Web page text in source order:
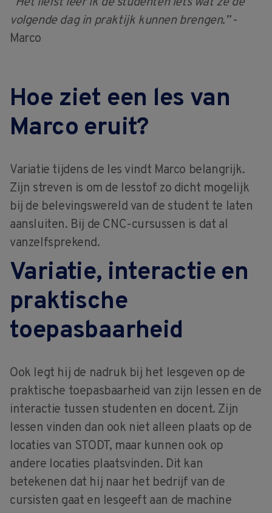
volgende dag in praktijk kunnen brengen.”-
Marco
Hoe ziet een les van
Marco eruit?
Variatie tijdens de les vindt Marco belangrijk.
Zijn streven is om de lesstof zo dicht mogelijk
bij de belevingswereld van de student te laten
aansluiten. Bij de CNC-cursussen is dat al
vanzelfsprekend.
Variatie, interactie en
praktische
toepasbaarheid
Ook legt hij de nadruk bij het lesgeven op de
praktische toepasbaarheid van zijn lessen en de
interactie tussen studenten en docent. Zijn
lessen vinden dan ook niet alleen plaats op de
locaties van STODT, maar kunnen ook op
andere locaties plaatsvinden. Dit kan
betekenen dat hij naar het bedrijf van de
cursisten gaat en lesgeeft aan de machine